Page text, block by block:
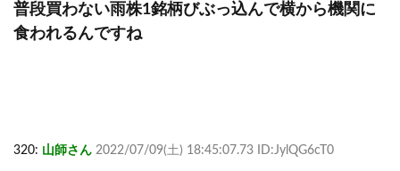
普段買わない雨株1銘柄びぶっ込んで横から機関に
食われるんですね
320: 山師さん 2022/07/09(土) 18:45:07.73 ID:JylQG6cT0